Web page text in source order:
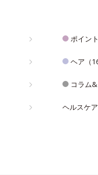
ポイン
ヘア（16
コラム
ヘルスケア